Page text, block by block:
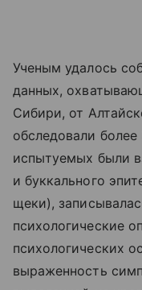
Ученым удалось
данных,
Сибири, от
обследовали
испытуемых были
и буккального
щеки),
психологические
психологических
выраженность